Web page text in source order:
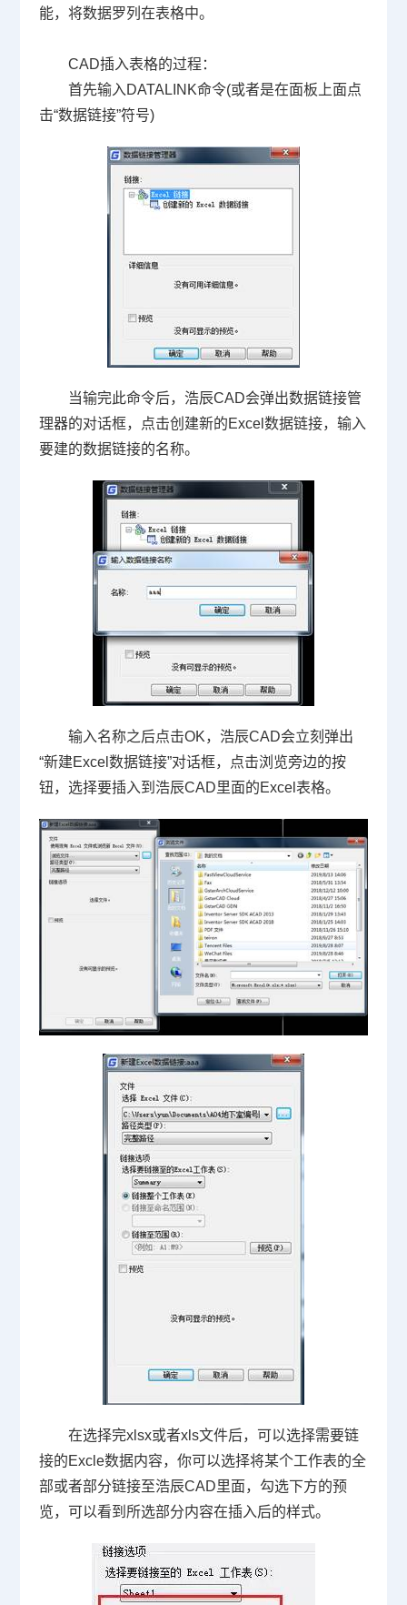
能，将数据罗列在表格中。
CAD插入表格的过程：
首先输入DATALINK命令(或者是在面板上面点
击“数据链接”符号)
当输完此命令后，浩辰CAD会弹出数据链接管
理器的对话框，点击创建新的Excel 数据链接，输入
要建的数据链接的名称。
输入名称之后点击OK，浩辰CAD会立刻弹出
“新建Excel 数据链接”对话框，点击浏览旁边的按
钮，选择要插入到浩辰CAD里面的Excel 表格。
在选择完xlsx或者xls文件后，可以选择需要链
接的Excle数据内容，你可以选择将某个工作表的全
部或者部分链接至浩辰CAD里面，勾选下方的预
览，可以看到所选部分内容在插入后的样式。